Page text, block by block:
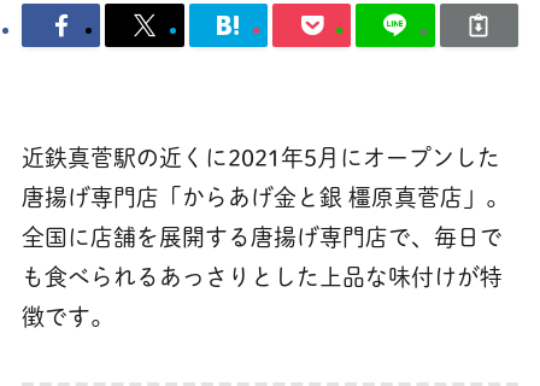
近鉄真菅駅の近くに2021年5月にオープンした
唐揚げ専門店「からあげ金と銀 橿原真菅店」。
全国に店舗を展開する唐揚げ専門店で、毎日で
も食べられるあっさりとした上品な味付けが特
徴です。